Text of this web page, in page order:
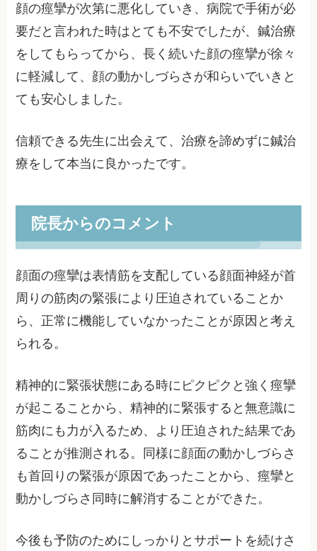
顔の痙攣が次第に悪化していき、病院で手術が必
要だと言われた時はとても不安でしたが、鍼治療
をしてもらってから、長く続いた顔の痙攣が徐々
に軽減して、顔の動かしづらさが和らいでいきと
ても安心しました。
信頼できる先生に出会えて、治療を諦めずに鍼治
療をして本当に良かったです。
院長からのコメント
顔面の痙攣は表情筋を支配している顔面神経が首
周りの筋肉の緊張により圧迫されていることか
ら、正常に機能していなかったことが原因と考え
られる。
精神的に緊張状態にある時にピクピクと強く痙攣
が起こることから、精神的に緊張すると無意識に
筋肉にも力が入るため、より圧迫された結果であ
ることが推測される。同様に顔面の動かしづらさ
も首回りの緊張が原因であったことから、痙攣と
動かしづらさ同時に解消することができた。
今後も予防のためにしっかりとサポートを続けさ